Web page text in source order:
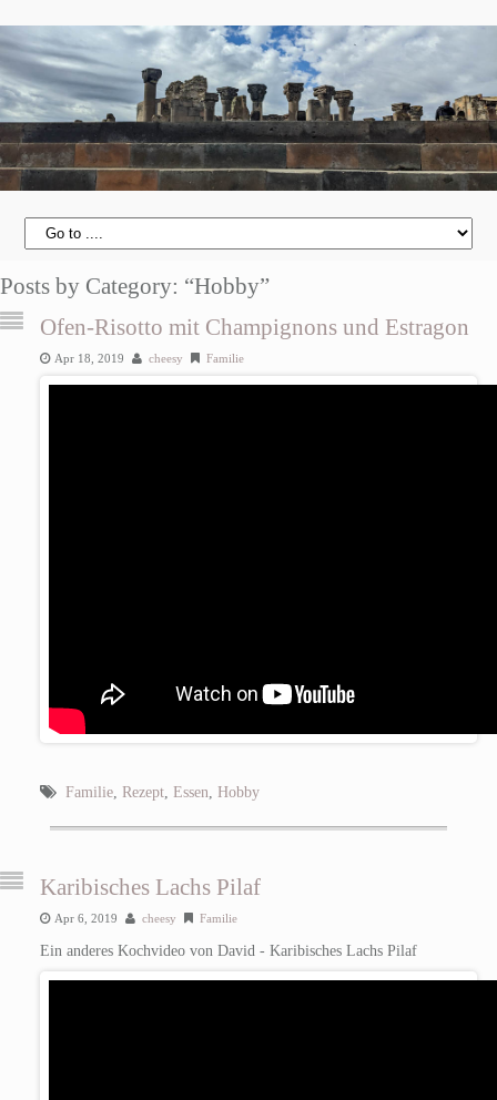
Posts by Category: “Hobby”
Ofen-Risotto mit Champignons und Estragon
Apr 18, 2019 cheesy Familie
Familie, Rezept, Essen, Hobby
Karibisches Lachs Pilaf
Apr 6, 2019 cheesy Familie
Ein anderes Kochvideo von David - Karibisches Lachs Pilaf